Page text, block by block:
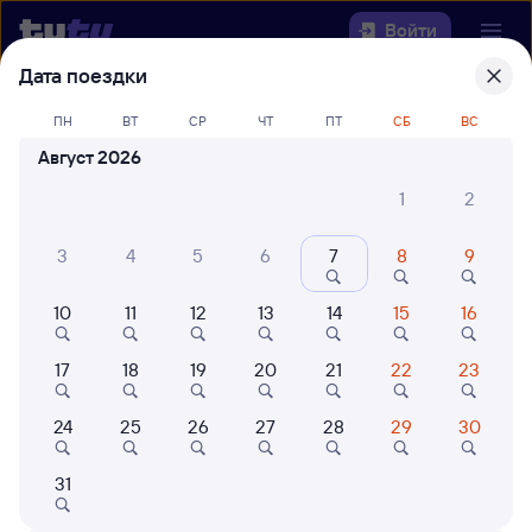
Войти
Выберите день, чтобы найтиж/д
билеты Новоильинский —
Черемхово
Откуда
Куда
Когда
Кто едет
Дата поездки
ПН ВТ СР ЧТ ПТ СБ ВС
Август 2026
1
2
3 4 5 6 7 8 9
10 11 12 13 14 15 16
17 18 19 20 21 22 23
24 25 26 27 28 29 30
31